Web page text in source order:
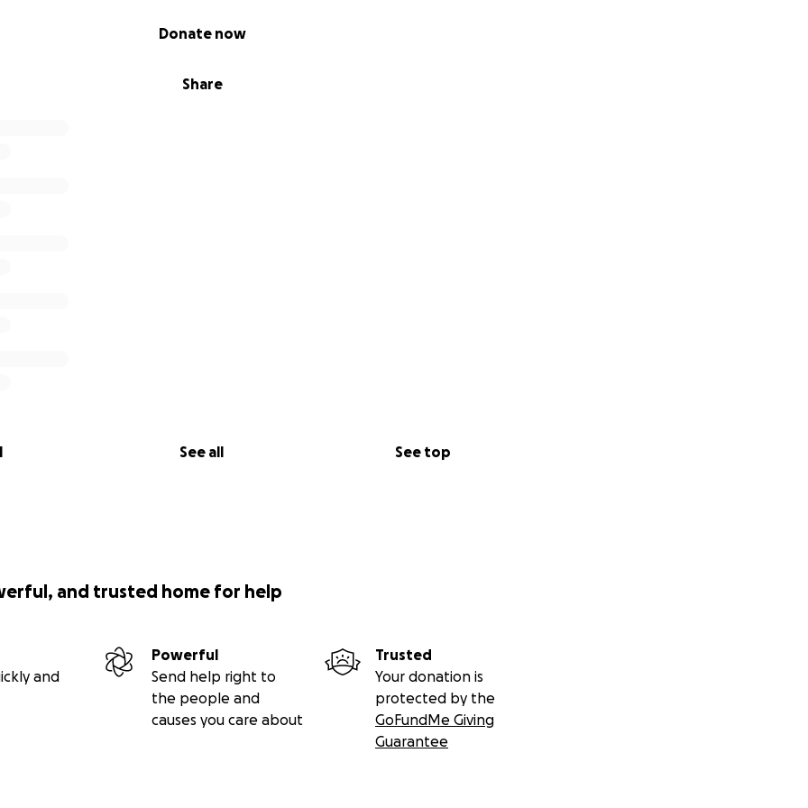
Share
Donate now
See all See top
and trusted home for help
and
Powerful
Send help right to
the people and
causes you care about
Trusted
Your donation is
protected by the
GoFundMe Giving
Guarantee